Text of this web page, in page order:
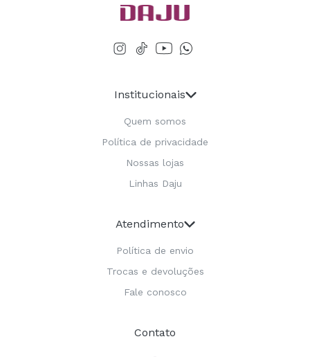
Institucionais
Quem somos
Política de privacidade
Nossas lojas
Linhas Daju
Atendimento
Política de envio
Trocas e devoluções
Fale conosco
Contato